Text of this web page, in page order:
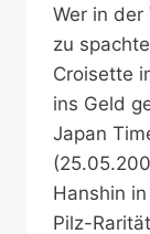
Wer in
zu
Croisette
ins Geld
Japan
Hanshin
Pilz-